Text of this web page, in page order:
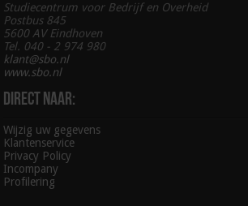
Studiecentrum voor Bedrijf en Overheid
Postbus 845
5600 AV Eindhoven
Tel. 040 - 2 974 980
klant@sbo.nl
www.sbo.nl
Direct naar:
Wijzig uw gegevens
Klantenservice
Privacy Policy
Incompany
Profilering